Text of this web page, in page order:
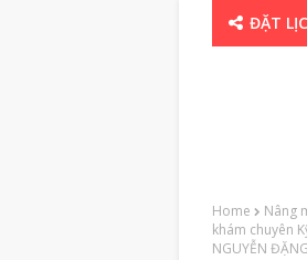
ĐẶT
Home
Nâng
khám chuyên
NGUYỄN